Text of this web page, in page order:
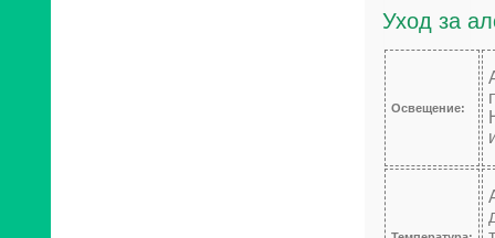
Уход за
Освещение: